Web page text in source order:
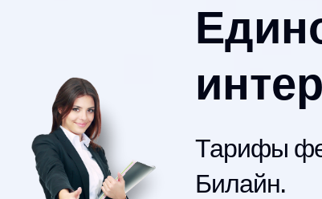
Тарифы
Билайн.